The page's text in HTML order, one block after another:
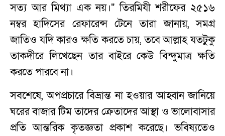
সত্য আর মিথ্যা এক নয়।" তিরমিযী শরীফের ২৫১৬
নম্বর হাদিসের রেফারেন্স টেনে তারা জানায়, সমগ্র
জাতিও যদি কারও ক্ষতি করতে চায়, তবে আল্লাহ যতটুকু
তাকদীরে লিখেছেন তার বাইরে কেউ বিন্দুমাত্র ক্ষতি
করতে পারবে না।
সবশেষে, অপপ্রচারে বিভ্রান্ত না হওয়ার আহ্বান জানিয়ে
ঘরের বাজার টিম তাদের ক্রেতাদের আস্থা ও ভালোবাসার
প্রতি আন্তরিক কৃতজ্ঞতা প্রকাশ করেছে। ভবিষ্যতেও